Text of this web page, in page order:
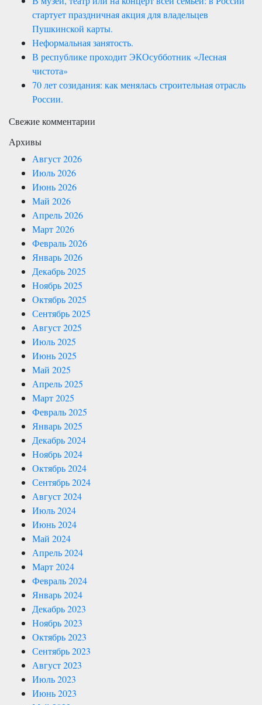
стартует праздничная акция для владельцев
Пушкинской карты.
Неформальная занятость.
В республике проходит ЭКОсубботник «Лесная
чистота»
70 лет созидания: как менялась строительная отрасль
России.
Свежие комментарии
Архивы
Август 2026
Июль 2026
Июнь 2026
Май 2026
Апрель 2026
Март 2026
Февраль 2026
Январь 2026
Декабрь 2025
Ноябрь 2025
Октябрь 2025
Сентябрь 2025
Август 2025
Июль 2025
Июнь 2025
Май 2025
Апрель 2025
Март 2025
Февраль 2025
Январь 2025
Декабрь 2024
Ноябрь 2024
Октябрь 2024
Сентябрь 2024
Август 2024
Июль 2024
Июнь 2024
Май 2024
Апрель 2024
Март 2024
Февраль 2024
Январь 2024
Декабрь 2023
Ноябрь 2023
Октябрь 2023
Сентябрь 2023
Август 2023
Июль 2023
Июнь 2023